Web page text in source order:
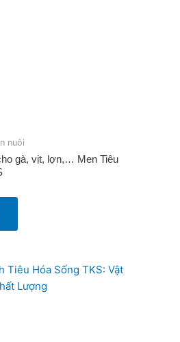
nuôi
gà, vịt, lợn,… Men Tiêu